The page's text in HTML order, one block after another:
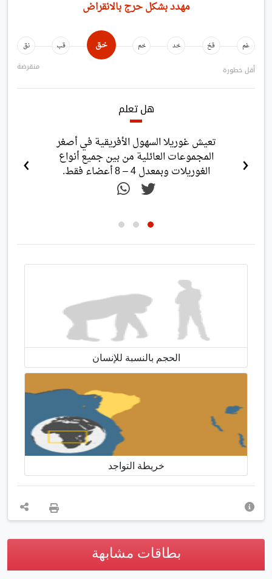
مهدد بشكل حرج بالانقراض
غم قخ خد خم خق قب نق
أقل خطورة منقرضة
هل تعلم
تعيش غوريلا السهول الأفريقية في أصغر
المجموعات العائلية من بين جميع أنواع
الغوريلات وبمعدل 4 – 8 أعضاء فقط.
‹
›
الحجم بالنسبة للإنسان
خريطة التواجد
بطاقات مشابهة